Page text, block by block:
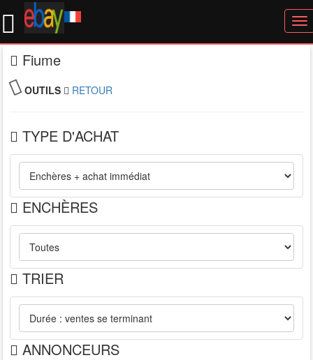
Fiume
OUTILS RETOUR
TYPE D'ACHAT
ENCHÈRES
TRIER
ANNONCEURS